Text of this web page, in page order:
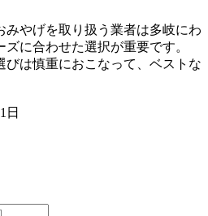
みやげを取り扱う業者は多岐にわ
に合わせた選択が重要です。
びは慎重におこなって、ベストな
日